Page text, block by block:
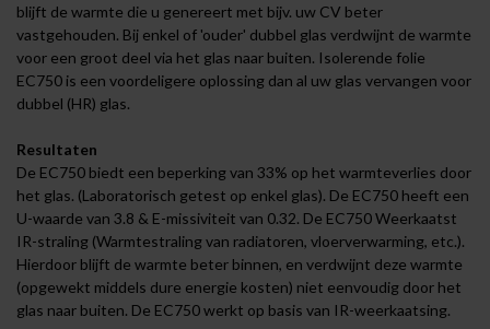
blijft de warmte die u genereert met bijv. uw CV beter
vastgehouden. Bij enkel of 'ouder' dubbel glas verdwijnt de warmte
voor een groot deel via het glas naar buiten. Isolerende folie
EC750 is een voordeligere oplossing dan al uw glas vervangen voor
dubbel (HR) glas.
Resultaten
De EC750 biedt een beperking van 33% op het warmteverlies door
het glas. (Laboratorisch getest op enkel glas). De EC750 heeft een
U-waarde van 3.8 & E-missiviteit van 0.32. De EC750 Weerkaatst
IR-straling (Warmtestraling van radiatoren, vloerverwarming, etc.).
Hierdoor blijft de warmte beter binnen, en verdwijnt deze warmte
(opgewekt middels dure energie kosten) niet eenvoudig door het
glas naar buiten. De EC750 werkt op basis van IR-weerkaatsing.